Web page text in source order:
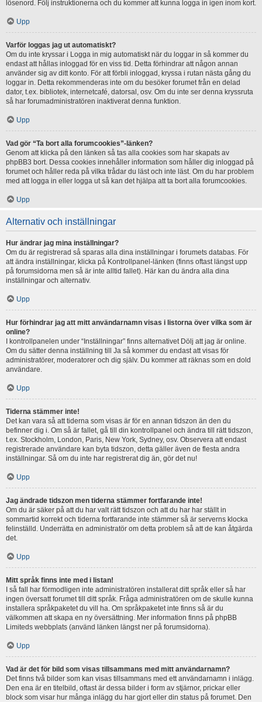
lösenord. Följ instruktionerna och du kommer att kunna logga in igen inom kort.
Upp
Varför loggas jag ut automatiskt?
Om du inte kryssar i Logga in mig automatiskt när du loggar in så kommer du
endast att hållas inloggad för en viss tid. Detta förhindrar att någon annan
använder sig av ditt konto. För att förbli inloggad, kryssa i rutan nästa gång du
loggar in. Detta rekommenderas inte om du besöker forumet från en delad
dator, t.ex. bibliotek, internetcafé, datorsal, osv. Om du inte ser denna kryssruta
så har forumadministratören inaktiverat denna funktion.
Upp
Vad gör “Ta bort alla forumcookies”-länken?
Genom att klicka på den länken så tas alla cookies som har skapats av
phpBB3 bort. Dessa cookies innehåller information som håller dig inloggad på
forumet och håller reda på vilka trådar du läst och inte läst. Om du har problem
med att logga in eller logga ut så kan det hjälpa att ta bort alla forumcookies.
Upp
Alternativ och inställningar
Hur ändrar jag mina inställningar?
Om du är registrerad så sparas alla dina inställningar i forumets databas. För
att ändra inställningar, klicka på Kontrollpanel-länken (finns oftast längst upp
på forumsidorna men så är inte alltid fallet). Här kan du ändra alla dina
inställningar och alternativ.
Upp
Hur förhindrar jag att mitt användarnamn visas i listorna över vilka som är
online?
I kontrollpanelen under “Inställningar” finns alternativet Dölj att jag är online.
Om du sätter denna inställning till Ja så kommer du endast att visas för
administratörer, moderatorer och dig själv. Du kommer att räknas som en dold
användare.
Upp
Tiderna stämmer inte!
Det kan vara så att tiderna som visas är för en annan tidszon än den du
befinner dig i. Om så är fallet, gå till din kontrollpanel och ändra till rätt tidszon,
t.ex. Stockholm, London, Paris, New York, Sydney, osv. Observera att endast
registrerade användare kan byta tidszon, detta gäller även de flesta andra
inställningar. Så om du inte har registrerat dig än, gör det nu!
Upp
Jag ändrade tidszon men tiderna stämmer fortfarande inte!
Om du är säker på att du har valt rätt tidszon och att du har har ställt in
sommartid korrekt och tiderna fortfarande inte stämmer så är serverns klocka
felinställd. Underrätta en administratör om detta problem så att de kan åtgärda
det.
Upp
Mitt språk finns inte med i listan!
I så fall har förmodligen inte administratören installerat ditt språk eller så har
ingen översatt forumet till ditt språk. Fråga administratören om de skulle kunna
installera språkpaketet du vill ha. Om språkpaketet inte finns så är du
välkommen att skapa en ny översättning. Mer information finns på phpBB
Limiteds webbplats (använd länken längst ner på forumsidorna).
Upp
Vad är det för bild som visas tillsammans med mitt användarnamn?
Det finns två bilder som kan visas tillsammans med ett användarnamn i inlägg.
Den ena är en titelbild, oftast är dessa bilder i form av stjärnor, prickar eller
block som visar hur många inlägg du har gjort eller din status på forumet. Den